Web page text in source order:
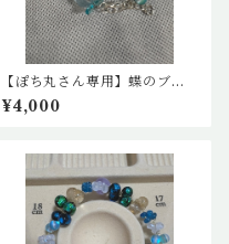
【ぽち丸さん専用】蝶のブレ
スレット
¥4,000